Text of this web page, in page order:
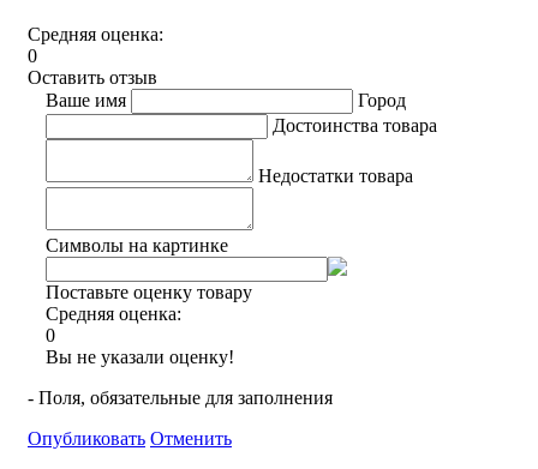
Средняя оценка:
0
Оставить отзыв
Ваше имя
Город
Достоинства товара
Недостатки товара
Символы на картинке
Поставьте оценку товару
Средняя оценка:
0
Вы не указали оценку!
- Поля, обязательные для заполнения
Опубликовать Отменить